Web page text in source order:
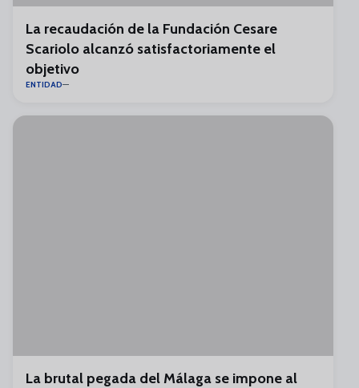
La recaudación de la Fundación Cesare
Scariolo alcanzó satisfactoriamente el
objetivo
ENTIDAD
La brutal pegada del Málaga se impone al